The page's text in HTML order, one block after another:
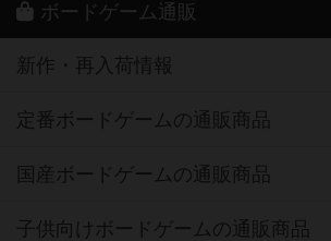
ボードゲーム通販
新作・再入荷情報
定番ボードゲームの通販商品
国産ボードゲームの通販商品
子供向けボードゲームの通販商品